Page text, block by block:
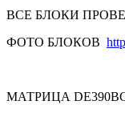
ВСЕ БЛОКИ
ФОТО БЛОКОВ
МАТРИЦА